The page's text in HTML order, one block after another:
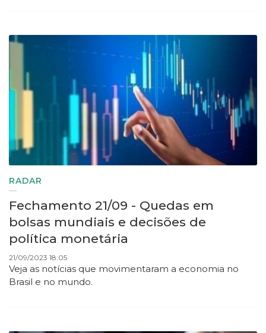
RADAR
Fechamento 21/09 - Quedas em
bolsas mundiais e decisões de
política monetária
21/09/2023 18:05
Veja as notícias que movimentaram a economia no
Brasil e no mundo.